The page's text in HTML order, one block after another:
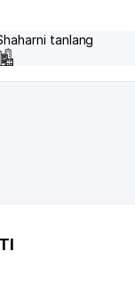
tanlang